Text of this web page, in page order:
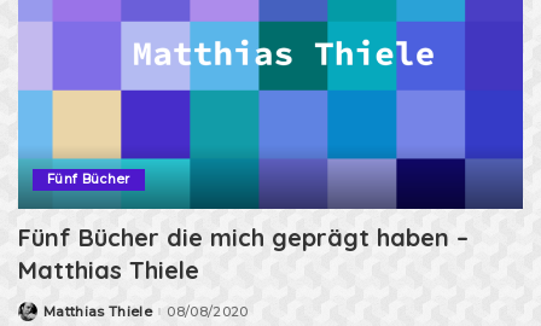
Fünf Bücher
Fünf Bücher die mich geprägt haben –
Matthias Thiele
PostedMatthias Thiele 08/08/2020